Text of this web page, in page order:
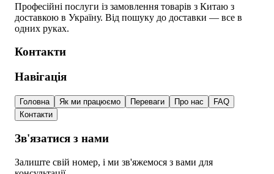
Професійні послуги із замовлення товарів з Китаю з
доставкою в Україну. Від пошуку до доставки — все в
одних руках.
Контакти
Навігація
Головна Як ми працюємо Переваги Про нас
FAQ
Контакти
Зв'язатися з нами
Залиште свій номер, і ми зв'яжемося з вами для